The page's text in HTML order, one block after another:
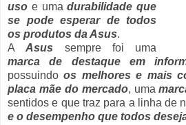
uso e umadurabilidade que
se pode esperar de todos
os produtos da Asus.
AAsus sempre foi uma
marca de destaque em
possuindoos melhores e mais
placa mãe do mercado, uma
sentidos e que traz para a linha de
e o desempenho que todos